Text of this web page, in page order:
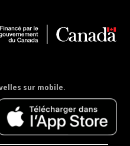
sur mobile.